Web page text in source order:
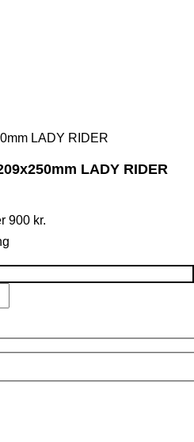
LADY RIDER
LADY RIDER
900 kr.